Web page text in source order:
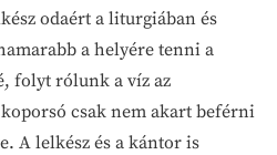
odaért a liturgiában és
a helyére tenni a
folyt rólunk a víz az
csak nem akart beférni
A lelkész és a kántor is